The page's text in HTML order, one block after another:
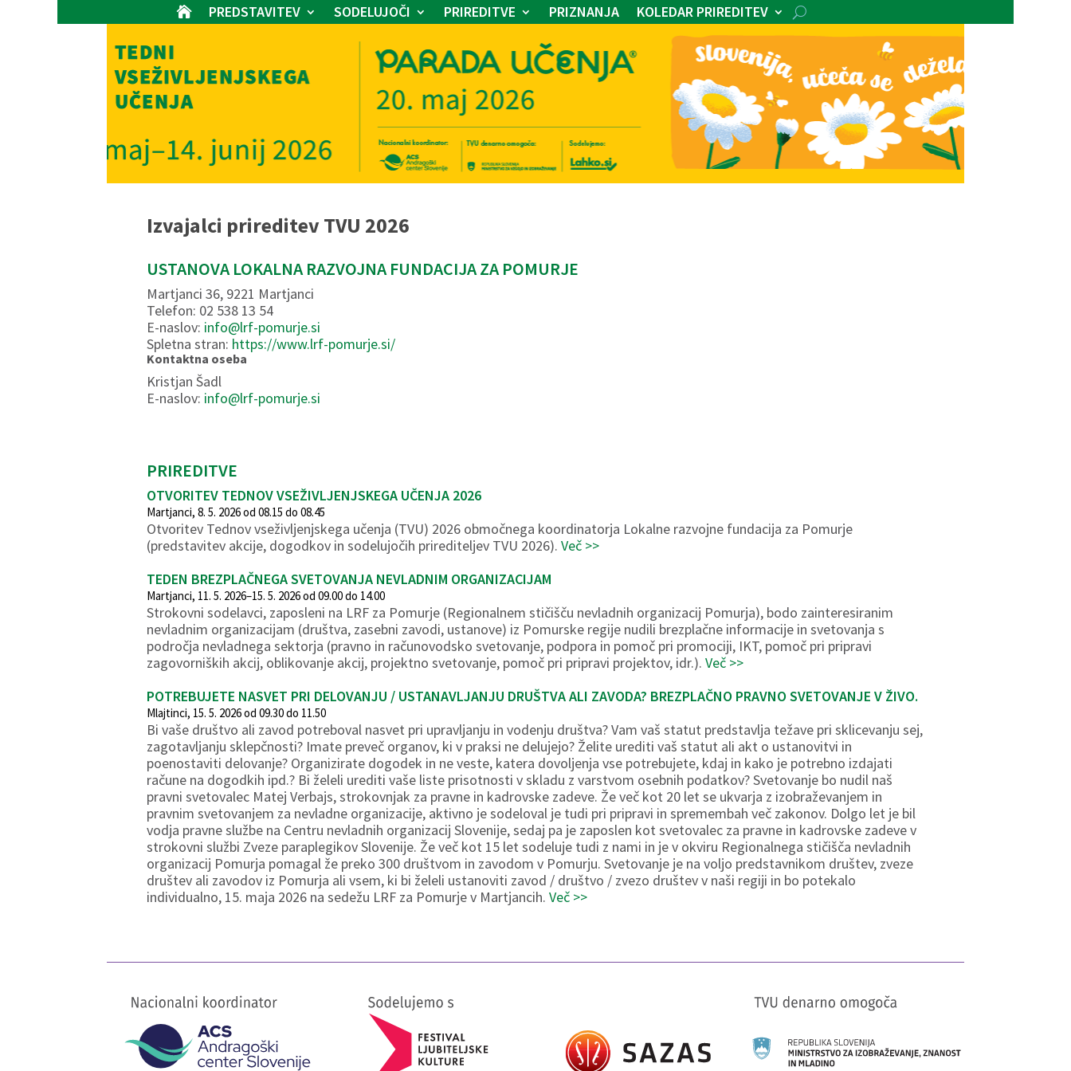
 PREDSTAVITEV SODELUJOČI PRIREDITVE PRIZNANJA KOLEDAR PRIREDITEV
Izvajalci prireditev TVU 2026
USTANOVA LOKALNA RAZVOJNA FUNDACIJA ZA POMURJE
Martjanci 36, 9221 Martjanci
Telefon: 02 538 13 54
E-naslov: info@lrf-pomurje.si
Spletna stran: https://www.lrf-pomurje.si/
Kontaktna oseba
Kristjan Šadl
E-naslov: info@lrf-pomurje.si
PRIREDITVE
OTVORITEV TEDNOV VSEŽIVLJENJSKEGA UČENJA 2026
Martjanci, 8. 5. 2026 od 08.15 do 08.45
Otvoritev Tednov vseživljenjskega učenja (TVU) 2026 območnega koordinatorja Lokalne razvojne fundacija za Pomurje
(predstavitev akcije, dogodkov in sodelujočih prirediteljev TVU 2026).Več >>
TEDEN BREZPLAČNEGA SVETOVANJA NEVLADNIM ORGANIZACIJAM
Martjanci, 11. 5. 2026–15. 5. 2026 od 09.00 do 14.00
Strokovni sodelavci, zaposleni na LRF za Pomurje (Regionalnem stičišču nevladnih organizacij Pomurja), bodo zainteresiranim
nevladnim organizacijam (društva, zasebni zavodi, ustanove) iz Pomurske regije nudili brezplačne informacije in svetovanja s
področja nevladnega sektorja (pravno in računovodsko svetovanje, podpora in pomoč pri promociji, IKT, pomoč pri pripravi
zagovorniških akcij, oblikovanje akcij, projektno svetovanje, pomoč pri pripravi projektov, idr.).Več >>
POTREBUJETE NASVET PRI DELOVANJU / USTANAVLJANJU DRUŠTVA ALI ZAVODA? BREZPLAČNO PRAVNO SVETOVANJE V ŽIVO.
Mlajtinci, 15. 5. 2026 od 09.30 do 11.50
Bi vaše društvo ali zavod potreboval nasvet pri upravljanju in vodenju društva? Vam vaš statut predstavlja težave pri sklicevanju sej,
zagotavljanju sklepčnosti? Imate preveč organov, ki v praksi ne delujejo? Želite urediti vaš statut ali akt o ustanovitvi in
poenostaviti delovanje? Organizirate dogodek in ne veste, katera dovoljenja vse potrebujete, kdaj in kako je potrebno izdajati
račune na dogodkih ipd.? Bi želeli urediti vaše liste prisotnosti v skladu z varstvom osebnih podatkov? Svetovanje bo nudil naš
pravni svetovalec Matej Verbajs, strokovnjak za pravne in kadrovske zadeve. Že več kot 20 let se ukvarja z izobraževanjem in
pravnim svetovanjem za nevladne organizacije, aktivno je sodeloval je tudi pri pripravi in spremembah več zakonov. Dolgo let je bil
vodja pravne službe na Centru nevladnih organizacij Slovenije, sedaj pa je zaposlen kot svetovalec za pravne in kadrovske zadeve v
strokovni službi Zveze paraplegikov Slovenije. Že več kot 15 let sodeluje tudi z nami in je v okviru Regionalnega stičišča nevladnih
organizacij Pomurja pomagal že preko 300 društvom in zavodom v Pomurju. Svetovanje je na voljo predstavnikom društev, zveze
društev ali zavodov iz Pomurja ali vsem, ki bi želeli ustanoviti zavod / društvo / zvezo društev v naši regiji in bo potekalo
individualno, 15. maja 2026 na sedežu LRF za Pomurje v Martjancih.Več >>